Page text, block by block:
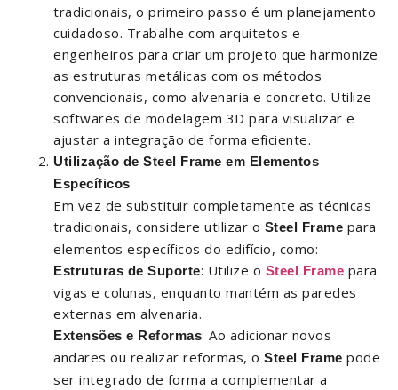
tradicionais, o primeiro passo é um planejamento
cuidadoso. Trabalhe com arquitetos e
engenheiros para criar um projeto que harmonize
as estruturas metálicas com os métodos
convencionais, como alvenaria e concreto. Utilize
softwares de modelagem 3D para visualizar e
ajustar a integração de forma eficiente.
Utilização de Steel Frame em Elementos
Específicos
Em vez de substituir completamente as técnicas
tradicionais, considere utilizar o Steel Frame para
elementos específicos do edifício, como:
Estruturas de Suporte: Utilize o Steel Frame para
vigas e colunas, enquanto mantém as paredes
externas em alvenaria.
Extensões e Reformas: Ao adicionar novos
andares ou realizar reformas, o Steel Frame pode
ser integrado de forma a complementar a